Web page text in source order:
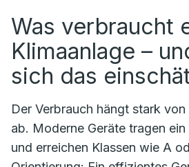
Was verbraucht
Klimaanlage –
sich das
Der Verbrauch hängt stark
ab. Moderne Geräte tragen
und erreichen Klassen wie A